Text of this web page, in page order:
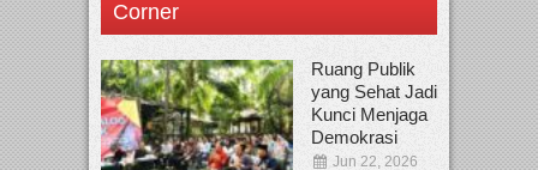
Corner
Ruang Publik
yang Sehat Jadi
Kunci Menjaga
Demokrasi
Jun 22, 2026